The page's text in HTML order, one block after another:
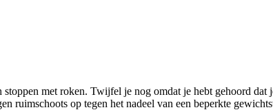
met roken. Twijfel je nog omdat je hebt gehoord
ruimschoots op tegen het nadeel van een beperkte